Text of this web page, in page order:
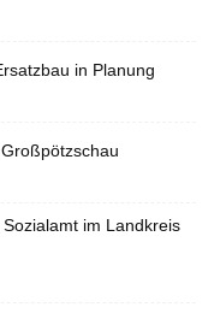
in Planung
im Landkreis